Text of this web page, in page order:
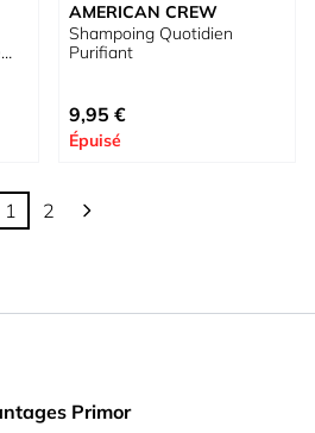
AMERICAN CREW
Shampoing Quotidien
Purifiant
À partir de
9,95 €
Épuisé
Vous lisez actuellement la page
1
Page
2
Primor